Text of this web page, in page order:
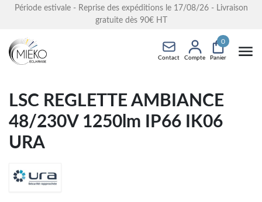
Période estivale - Reprise des expéditions le 17/08/26 - Livraison
gratuite dès 90€ HT
Contact Compte Panier
0
LSC REGLETTE AMBIANCE
48/230V 1250lm IP66 IK06
URA